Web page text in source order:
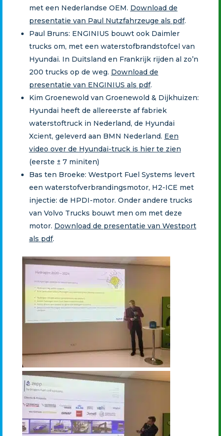
met een Nederlandse OEM. Download de
presentatie van Paul Nutzfahrzeuge als pdf.
Paul Bruns: ENGINIUS bouwt ook Daimler
trucks om, met een waterstofbrandstofcel van
Hyundai. In Duitsland en Frankrijk rijden al zo’n
200 trucks op de weg. Download de
presentatie van ENGINIUS als pdf.
Kim Groenewold van Groenewold & Dijkhuizen:
Hyundai heeft de allereerste af fabriek
waterstoftruck in Nederland, de Hyundai
Xcient, geleverd aan BMN Nederland. Een
video over de Hyundai-truck is hier te zien
(eerste ± 7 miniten)
Bas ten Broeke: Westport Fuel Systems levert
een waterstofverbrandingsmotor, H2-ICE met
injectie: de HPDI-motor. Onder andere trucks
van Volvo Trucks bouwt men om met deze
motor. Download de presentatie van Westport
als pdf.